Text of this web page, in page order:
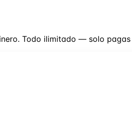
Todo ilimitado — solo